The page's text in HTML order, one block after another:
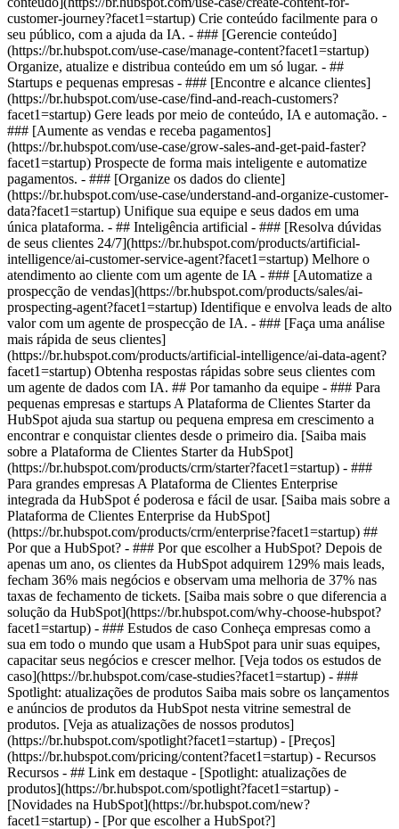
customer-journey?facet1=startup) Crie conteúdo facilmente para o
seu público, com a ajuda da IA. - ### [Gerencie conteúdo]
(https://br.hubspot.com/use-case/manage-content?facet1=startup)
Organize, atualize e distribua conteúdo em um só lugar. - ##
Startups e pequenas empresas - ### [Encontre e alcance clientes]
(https://br.hubspot.com/use-case/find-and-reach-customers?
facet1=startup) Gere leads por meio de conteúdo, IA e automação. -
### [Aumente as vendas e receba pagamentos]
(https://br.hubspot.com/use-case/grow-sales-and-get-paid-faster?
facet1=startup) Prospecte de forma mais inteligente e automatize
pagamentos. - ### [Organize os dados do cliente]
(https://br.hubspot.com/use-case/understand-and-organize-customer-
data?facet1=startup) Unifique sua equipe e seus dados em uma
única plataforma. - ## Inteligência artificial - ### [Resolva dúvidas
de seus clientes 24/7](https://br.hubspot.com/products/artificial-
intelligence/ai-customer-service-agent?facet1=startup) Melhore o
atendimento ao cliente com um agente de IA - ### [Automatize a
prospecção de vendas](https://br.hubspot.com/products/sales/ai-
prospecting-agent?facet1=startup) Identifique e envolva leads de alto
valor com um agente de prospecção de IA. - ### [Faça uma análise
mais rápida de seus clientes]
(https://br.hubspot.com/products/artificial-intelligence/ai-data-agent?
facet1=startup) Obtenha respostas rápidas sobre seus clientes com
um agente de dados com IA. ## Por tamanho da equipe - ### Para
pequenas empresas e startups A Plataforma de Clientes Starter da
HubSpot ajuda sua startup ou pequena empresa em crescimento a
encontrar e conquistar clientes desde o primeiro dia. [Saiba mais
sobre a Plataforma de Clientes Starter da HubSpot]
(https://br.hubspot.com/products/crm/starter?facet1=startup) - ###
Para grandes empresas A Plataforma de Clientes Enterprise
integrada da HubSpot é poderosa e fácil de usar. [Saiba mais sobre a
Plataforma de Clientes Enterprise da HubSpot]
(https://br.hubspot.com/products/crm/enterprise?facet1=startup) ##
Por que a HubSpot? - ### Por que escolher a HubSpot? Depois de
apenas um ano, os clientes da HubSpot adquirem 129% mais leads,
fecham 36% mais negócios e observam uma melhoria de 37% nas
taxas de fechamento de tickets. [Saiba mais sobre o que diferencia a
solução da HubSpot](https://br.hubspot.com/why-choose-hubspot?
facet1=startup) - ### Estudos de caso Conheça empresas como a
sua em todo o mundo que usam a HubSpot para unir suas equipes,
capacitar seus negócios e crescer melhor. [Veja todos os estudos de
caso](https://br.hubspot.com/case-studies?facet1=startup) - ###
Spotlight: atualizações de produtos Saiba mais sobre os lançamentos
e anúncios de produtos da HubSpot nesta vitrine semestral de
produtos. [Veja as atualizações de nossos produtos]
(https://br.hubspot.com/spotlight?facet1=startup) - [Preços]
(https://br.hubspot.com/pricing/content?facet1=startup) - Recursos
Recursos - ## Link em destaque - [Spotlight: atualizações de
produtos](https://br.hubspot.com/spotlight?facet1=startup) -
[Novidades na HubSpot](https://br.hubspot.com/new?
facet1=startup) - [Por que escolher a HubSpot?]